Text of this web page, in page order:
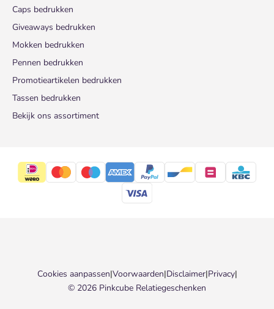
Caps bedrukken
Giveaways bedrukken
Mokken bedrukken
Pennen bedrukken
Promotieartikelen bedrukken
Tassen bedrukken
Bekijk ons assortiment
Cookies aanpassen|Voorwaarden|Disclaimer|Privacy|
© 2026 Pinkcube Relatiegeschenken